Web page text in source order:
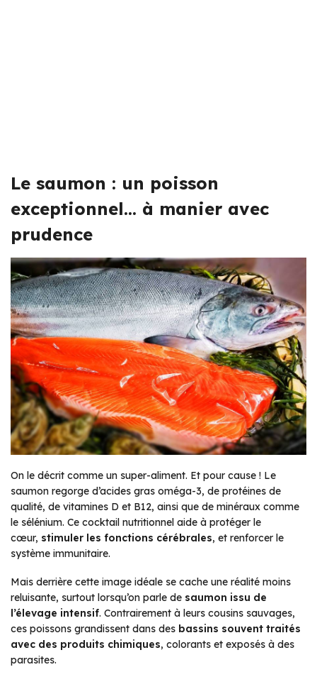
Le saumon : un poisson
exceptionnel… à manier avec
prudence
On le décrit comme un super-aliment. Et pour cause ! Le
saumon regorge d’acides gras oméga-3, de protéines de
qualité, de vitamines D et B12, ainsi que de minéraux comme
le sélénium. Ce cocktail nutritionnel aide à protéger le
cœur, stimuler les fonctions cérébrales, et renforcer le
système immunitaire.
Mais derrière cette image idéale se cache une réalité moins
reluisante, surtout lorsqu’on parle de saumon issu de
l’élevage intensif. Contrairement à leurs cousins sauvages,
ces poissons grandissent dans des bassins souvent traités
avec des produits chimiques, colorants et exposés à des
parasites.